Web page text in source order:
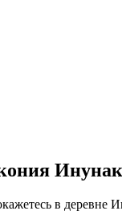
в деревне